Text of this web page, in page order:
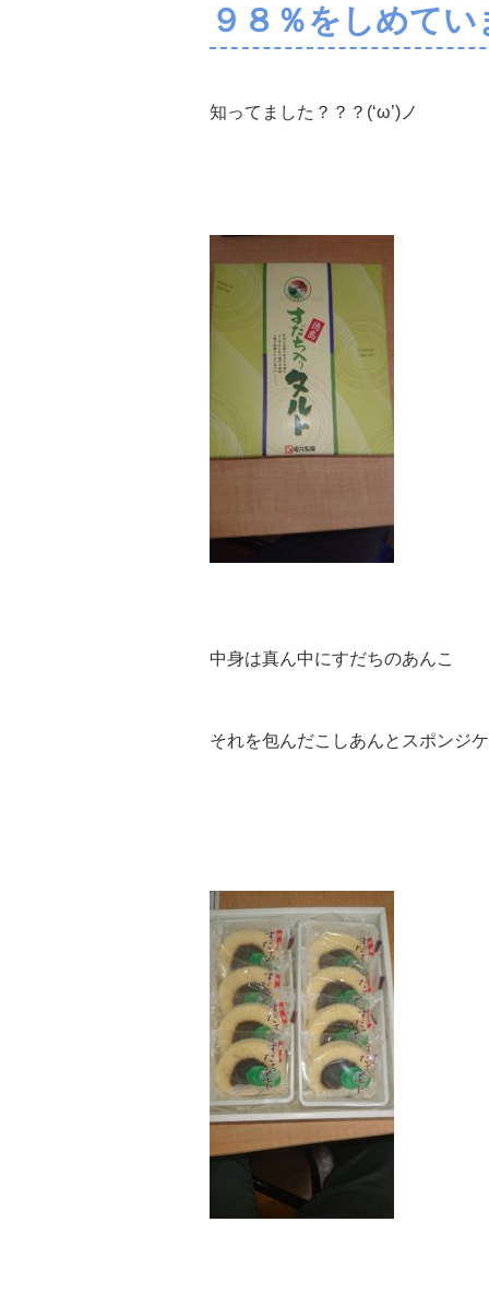
９８％をしめてい
知ってました？？？(‘ω’)ノ
中身は真ん中にすだちのあんこ
それを包んだこしあんとスポンジ